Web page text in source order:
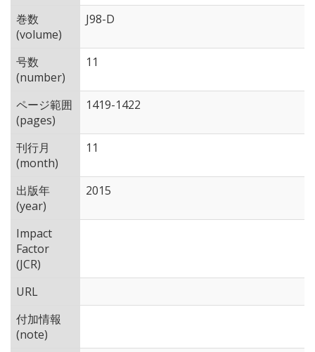
巻数
(volume)
J98-D
号数
(number)
11
ページ範囲
(pages)
1419-1422
刊行月
(month)
11
出版年
(year)
2015
Impact
Factor
(JCR)
URL
付加情報
(note)